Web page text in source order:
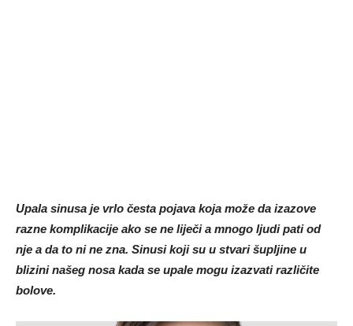
Upala sinusa je vrlo česta pojava koja može da izazove
razne komplikacije ako se ne liječi a mnogo ljudi pati od
nje a da to ni ne zna. Sinusi koji su u stvari šupljine u
blizini našeg nosa kada se upale mogu izazvati različite
bolove.